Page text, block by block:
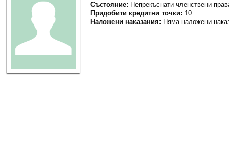
Състояние: Непрекъснати членствени
Придобити кредитни точки: 10
Наложени наказания: Няма наложени